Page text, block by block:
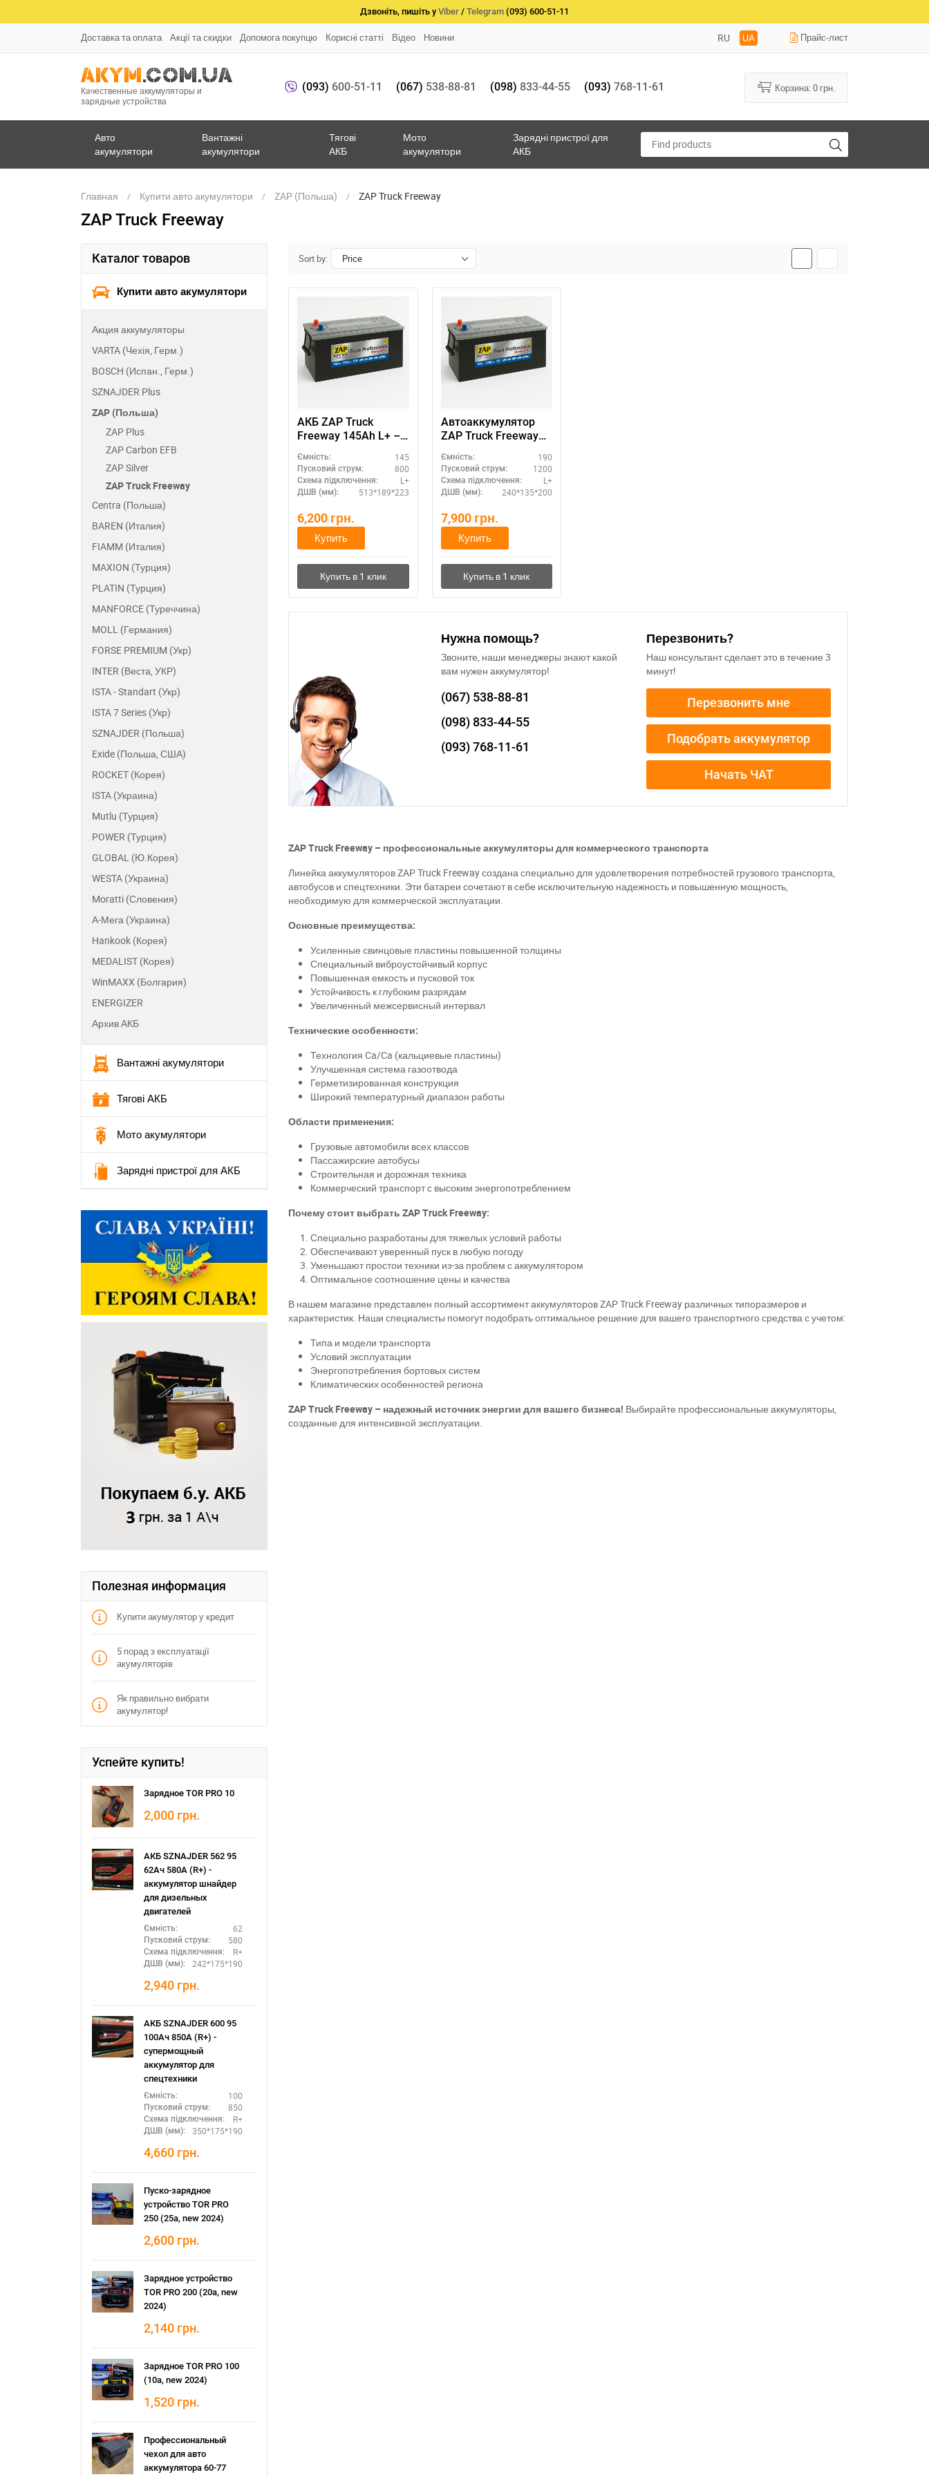
Дзвоніть, пишіть у Viber / Telegram (093) 600-51-11
Доставка та оплата Акції та скидки Допомога покупцю Корисні статті Відео Новини RU UA Прайс-лист
Качественные аккумуляторы и
зарядные устройства
(093) 600-51-11 (067) 538-88-81 (098) 833-44-55 (093) 768-11-61 Корзина:0 грн.
Авто
акумулятори
Вантажні
акумулятори
Тягові
АКБ
Мото
акумулятори
Зарядні пристрої для
АКБ
Главная Купити авто акумулятори ZAP (Польша) ZAP Truck Freeway
ZAP Truck Freeway
Каталог товаров
Купити авто акумулятори
Акция аккумуляторы
VARTA (Чехія, Герм.)
BOSCH (Испан., Герм.)
SZNAJDER Plus
ZAP (Польша)
ZAP Plus
ZAP Carbon EFB
ZAP Silver
ZAP Truck Freeway
Centra (Польша)
BAREN (Италия)
FIAMM (Италия)
MAXION (Турция)
PLATIN (Турция)
MANFORCE (Туреччина)
MOLL (Германия)
FORSE PREMIUM (Укр)
INTER (Веста, УКР)
ISTA - Standart (Укр)
ISTA 7 Series (Укр)
SZNAJDER (Польша)
Exide (Польша, США)
ROCKET (Корея)
ISTA (Украина)
Mutlu (Турция)
POWER (Турция)
GLOBAL (Ю.Корея)
WESTA (Украина)
Moratti (Словения)
А-Мега (Украина)
Hankook (Корея)
MEDALIST (Корея)
WinMAXX (Болгария)
ENERGIZER
Архив АКБ
Вантажні акумулятори
Тягові АКБ
Мото акумулятори
Зарядні пристрої для АКБ
Полезная информация
Купити акумулятор у кредит
5 порад з експлуатації
акумуляторів
Як правильно вибрати
акумулятор!
Успейте купить!
Зарядное TOR PRO 10
2,000 грн.
АКБ SZNAJDER 562 95
62Ач 580А (R+) -
аккумулятор шнайдер
для дизельных
двигателей
Ємність: 62
Пусковий струм: 580
Схема підключення: R+
ДШВ (мм): 242*175*190
2,940 грн.
АКБ SZNAJDER 600 95
100Ач 850А (R+) -
супермощный
аккумулятор для
спецтехники
Ємність: 100
Пусковий струм: 850
Схема підключення: R+
ДШВ (мм): 350*175*190
4,660 грн.
Пуско-зарядное
устройство TOR PRO
250 (25а, new 2024)
2,600 грн.
Зарядное устройство
TOR PRO 200 (20а, new
2024)
2,140 грн.
Зарядное TOR PRO 100
(10а, new 2024)
1,520 грн.
Профессиональный
чехол для авто
аккумулятора 60-77
Sort by: Price
АКБ ZAP Truck
Freeway 145Ah L+ –
транспорта
Ємність: 145
Пусковий струм: 800
Схема підключення: L+
ДШВ (мм): 513*189*223
6,200 грн.
Купить
Автоаккумулятор
ZAP Truck Freeway
максимальная
мощность
Ємність: 190
Пусковий струм: 1200
Схема підключення: L+
ДШВ (мм): 240*135*200
7,900 грн.
Купить
Нужна помощь?
Звоните, наши менеджеры знают какой
вам нужен аккумулятор!
(067) 538-88-81
(098) 833-44-55
(093)768-11-61
Перезвонить?
Наш консультант сделает это в течение 3
минут!
Перезвонить мне
Подобрать аккумулятор
Начать ЧАТ
ZAP Truck Freeway – профессиональные аккумуляторы для коммерческого транспорта
Линейка аккумуляторов ZAP Truck Freeway создана специально для удовлетворения потребностей грузового транспорта,
автобусов и спецтехники. Эти батареи сочетают в себе исключительную надежность и повышенную мощность,
необходимую для коммерческой эксплуатации.
Основные преимущества:
Усиленные свинцовые пластины повышенной толщины
Специальный виброустойчивый корпус
Повышенная емкость и пусковой ток
Устойчивость к глубоким разрядам
Увеличенный межсервисный интервал
Технические особенности:
Технология Ca/Ca (кальциевые пластины)
Улучшенная система газоотвода
Герметизированная конструкция
Широкий температурный диапазон работы
Области применения:
Грузовые автомобили всех классов
Пассажирские автобусы
Строительная и дорожная техника
Коммерческий транспорт с высоким энергопотреблением
Почему стоит выбрать ZAP Truck Freeway:
Специально разработаны для тяжелых условий работы
Обеспечивают уверенный пуск в любую погоду
Уменьшают простои техники из-за проблем с аккумулятором
Оптимальное соотношение цены и качества
В нашем магазине представлен полный ассортимент аккумуляторов ZAP Truck Freeway различных типоразмеров и
характеристик. Наши специалисты помогут подобрать оптимальное решение для вашего транспортного средства с учетом:
Типа и модели транспорта
Условий эксплуатации
Энергопотребления бортовых систем
Климатических особенностей региона
ZAP Truck Freeway – надежный источник энергии для вашего бизнеса! Выбирайте профессиональные аккумуляторы,
созданные для интенсивной эксплуатации.